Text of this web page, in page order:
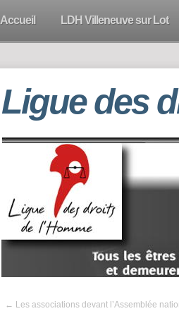
Accueil LDH Villeneuve sur Lot
Ligue des
← Les associations devant l’Assemblée